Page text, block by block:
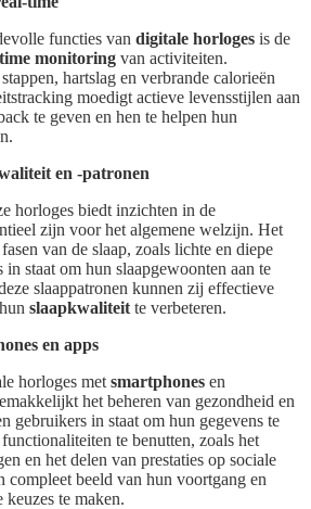
functies van digitale horloges is de
monitoring van activiteiten.
hartslag en verbrande calorieën
moedigt actieve levensstijlen aan
te geven en hen te helpen hun
en -patronen
horloges biedt inzichten in de
zijn voor het algemene welzijn. Het
van de slaap, zoals lichte en diepe
in staat om hun slaapgewoonten aan te
slaappatronen kunnen zij effectieve
slaapkwaliteit te verbeteren.
en apps
horloges met smartphones en
het beheren van gezondheid en
gebruikers in staat om hun gegevens te
te benutten, zoals het
en het delen van prestaties op sociale
compleet beeld van hun voortgang en
keuzes te maken.